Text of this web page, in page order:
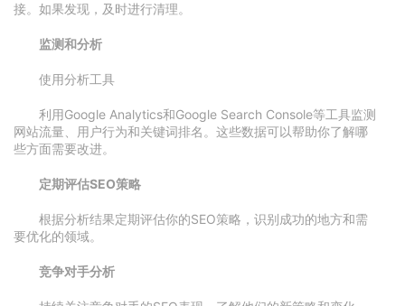
接。如果发现，及时进行清理。
监测和分析
使用分析工具
利用Google Analytics和Google Search Console等工具监测
网站流量、用户行为和关键词排名。这些数据可以帮助你了解哪
些方面需要改进。
定期评估SEO策略
根据分析结果定期评估你的SEO策略，识别成功的地方和需
要优化的领域。
竞争对手分析